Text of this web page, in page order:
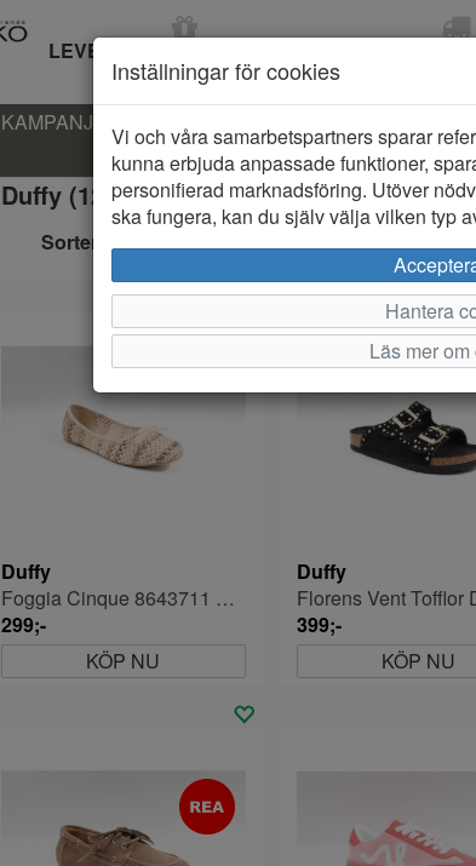
LEVERANS INOM 2-5 DAGAR
KAMPANJ KLÄDER-BARN
Duffy (124 artiklar)
Sortera efter:
Duffy
Foggia Cinque 8643711 Ballerina Dam
299;-
KÖP NU
Duffy
Florens Vent Tofflor
399;-
KÖP NU
Inställningar för cookies
Vi och våra samarbetspartners sparar
kunna erbjuda anpassade funktioner,
personifierad marknadsföring. Utöver
ska fungera, kan du själv välja vilken typ
Hantera
Läs mer